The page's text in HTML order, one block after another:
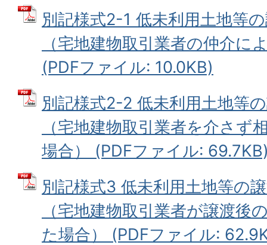
別記様式2-1 低未利用土地等
（宅地建物取引業者の仲介に
(PDFファイル: 10.0KB)
別記様式2-2 低未利用土地等
（宅地建物取引業者を介さず
場合） (PDFファイル:
別記様式3 低未利用土地等の
（宅地建物取引業者が譲渡後
た場合） (PDFファイル: